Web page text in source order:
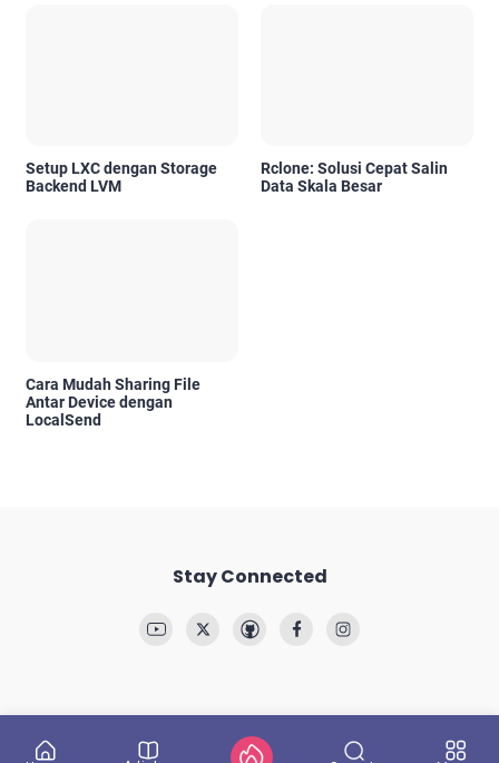
Setup LXC dengan Storage
Backend LVM
Rclone: Solusi Cepat Salin
Data Skala Besar
Cara Mudah Sharing File
Antar Device dengan
LocalSend
Stay Connected